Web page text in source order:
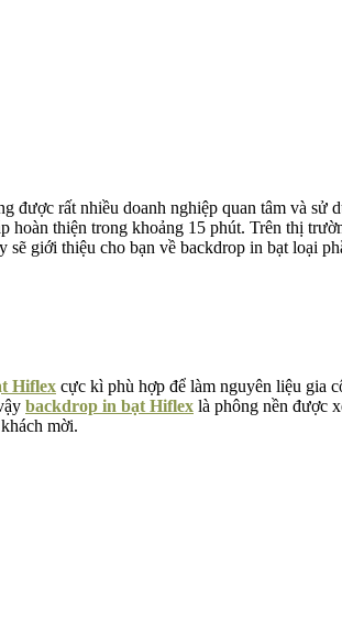
rất nhiều doanh nghiệp quan tâm và sử
thiện trong khoảng 15 phút. Trên thị
sẽ giới thiệu cho bạn về backdrop in bạt loại
Hiflex cực kì phù hợp để làm nguyên liệu gia
backdrop in bạt Hiflex là phông nền được
mời.